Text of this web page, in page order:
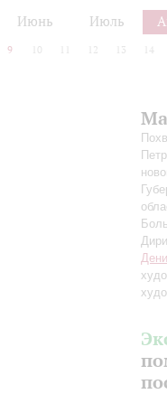
Июнь Июль
9 10 12 13 14